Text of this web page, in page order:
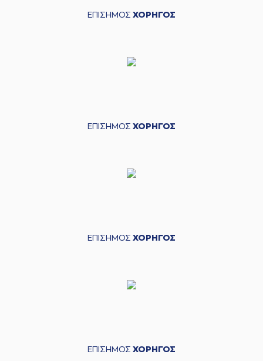
ΕΠΙΣΗΜΟΣ ΧΟΡΗΓΟΣ
ΕΠΙΣΗΜΟΣ ΧΟΡΗΓΟΣ
ΕΠΙΣΗΜΟΣ ΧΟΡΗΓΟΣ
ΕΠΙΣΗΜΟΣ ΧΟΡΗΓΟΣ